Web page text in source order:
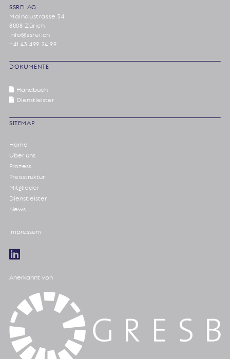
SSREI AG
Mainaustrasse 34
8008 Zürich
info@ssrei.ch
+41 43 499 24 99
DOKUMENTE
Handbuch
Dienstleister
SITEMAP
Home
Über uns
Prozess
Preisstruktur
Mitglieder
Dienstleister
News
Impressum
Anerkannt von